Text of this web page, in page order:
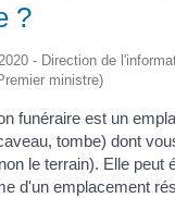
?
- Direction de
ministre)
funéraire est un
tombe) dont
le terrain). Elle peut
d'un emplacement